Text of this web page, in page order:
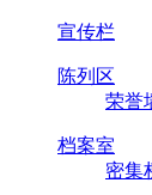
宣传栏
陈列区
荣誉
档案室
密集